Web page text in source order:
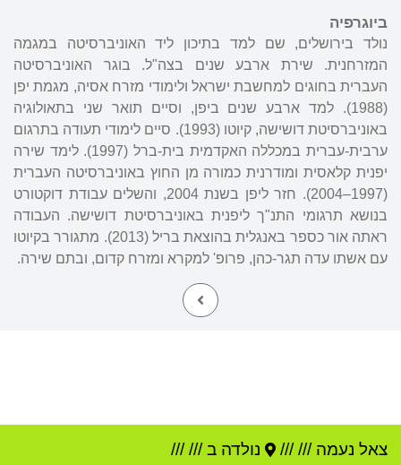
ביוגרפיה
נולד בירושלים, שם למד בתיכון ליד האוניברסיטה במגמה
המזרחנית. שירת ארבע שנים בצה"ל. בוגר האוניברסיטה
העברית בחוגים למחשבת ישראל ולימודי מזרח אסיה, מגמת יפן
(1988). למד ארבע שנים ביפן, וסיים תואר שני בתאולוגיה
באוניברסיטת דושישה, קיוטו (1993). סיים לימודי תעודה בתרגום
ערבית-עברית במכללה האקדמית בית-ברל (1997). לימד שירה
יפנית קלאסית ומודרנית כמורה מן החוץ באוניברסיטה העברית
(1997–2004). חזר ליפן בשנת 2004, והשלים עבודת דוקטורט
בנושא תרגומי התנ"ך ליפנית באוניברסיטת דושישה. העבודה
ראתה אור כספר באנגלית בהוצאת בריל (2013). מתגורר בקיוטו
עם אשתו עדה תגר-כהן, פרופ' למקרא ומזרח קדום, ובתם שירה.
צאל נעמה ///
/// נולדה ב //////